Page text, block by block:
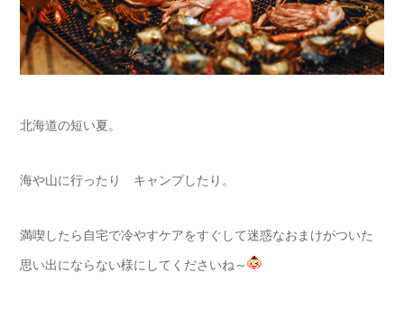
北海道の短い夏。
海や山に行ったり キャンプしたり。
満喫したら自宅で冷やすケアをすぐして迷惑なおまけがついた
思い出にならない様にしてくださいね～